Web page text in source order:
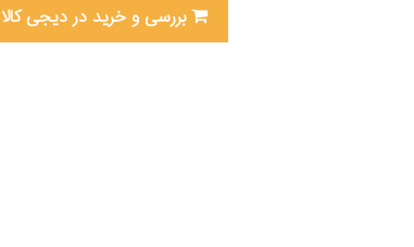
بررسی و خرید در دیجی کالا